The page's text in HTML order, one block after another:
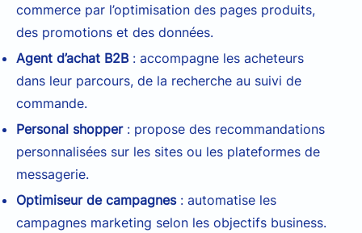
commerce par l’optimisation des pages produits,
des promotions et des données.
Agent d’achat B2B: accompagne les acheteurs
dans leur parcours, de la recherche au suivi de
commande.
Personal shopper: propose des recommandations
personnalisées sur les sites ou les plateformes de
messagerie.
Optimiseur de campagnes: automatise les
campagnes marketing selon les objectifs business.